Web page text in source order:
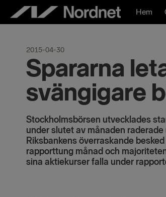
Hoppa
Hem
2015-04-30
Spararna
svängigare
Stockholmsbörsen utvecklades
under slutet av månaden
Riksbankens överraskande
rapporttung månad och
sina aktiekurser falla under